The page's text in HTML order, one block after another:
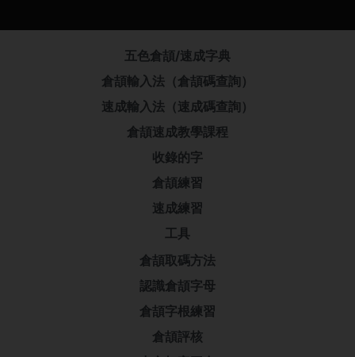
五色倉頡/速成字典
倉頡輸入法（倉頡碼查詢）
速成輸入法（速成碼查詢）
倉頡速成教學課程
收錄的字
倉頡練習
速成練習
工具
倉頡取碼方法
認識倉頡字母
倉頡字根練習
倉頡評核